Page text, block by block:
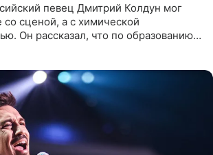
певец Дмитрий Колдун мог
со сценой, а с химической
Он рассказал, что по образованию